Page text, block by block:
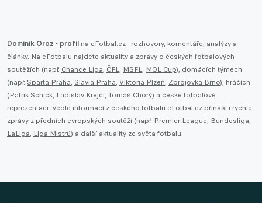
Dominik Oroz - profil na eFotbal.cz - rozhovory, komentáře, analýzy a
články. Na eFotbalu najdete aktuality a zprávy o českých fotbalových
soutěžích (např. Chance Liga, ČFL, MSFL, MOL Cup), domácích týmech
(např. Sparta Praha, Slavia Praha, Viktoria Plzeň, Zbrojovka Brno), hráčích
(Patrik Schick, Ladislav Krejčí, Tomáš Chorý) a české fotbalové
reprezentaci. Vedle informací z českého fotbalu eFotbal.cz přináší i rychlé
zprávy z předních evropských soutěží (např. Premier League, Bundesliga,
LaLiga, Liga Mistrů) a další aktuality ze světa fotbalu.